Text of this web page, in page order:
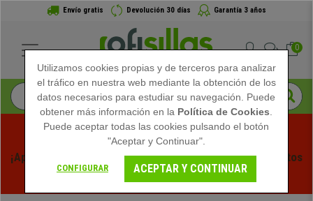
Envío gratis Devolución 30 días Garantía 3 años
0
¡Aprovecha las Rebajas de Verano en Ofisillas! Descuentos
Exclusivos por Tiempo Limitado - Ver Promo
Utilizamos cookies propias y de terceros para analizar
el tráfico en nuestra web mediante la obtención de los
datos necesarios para estudiar su navegación. Puede
obtener más información en la Política de Cookies
Puede aceptar todas las cookies pulsando el botón
"Aceptar y Continuar".
CONFIGURAR ACEPTAR Y CONTINUAR